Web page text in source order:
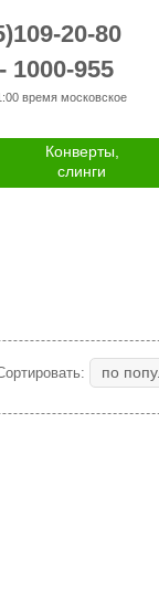
20-80
1000-955
время московское
Конверты,
слинги
по